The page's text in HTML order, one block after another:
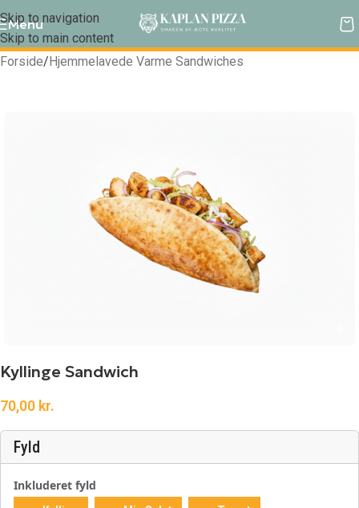
Skip to navigation
Skip to main content
Menu
Forside/Hjemmelavede Varme Sandwiches
Kyllinge Sandwich
70,00 kr.